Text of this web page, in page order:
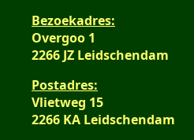
Bezoekadres:
Overgoo 1
2266 JZ Leidschendam
Postadres:
Vlietweg 15
2266 KA Leidschendam